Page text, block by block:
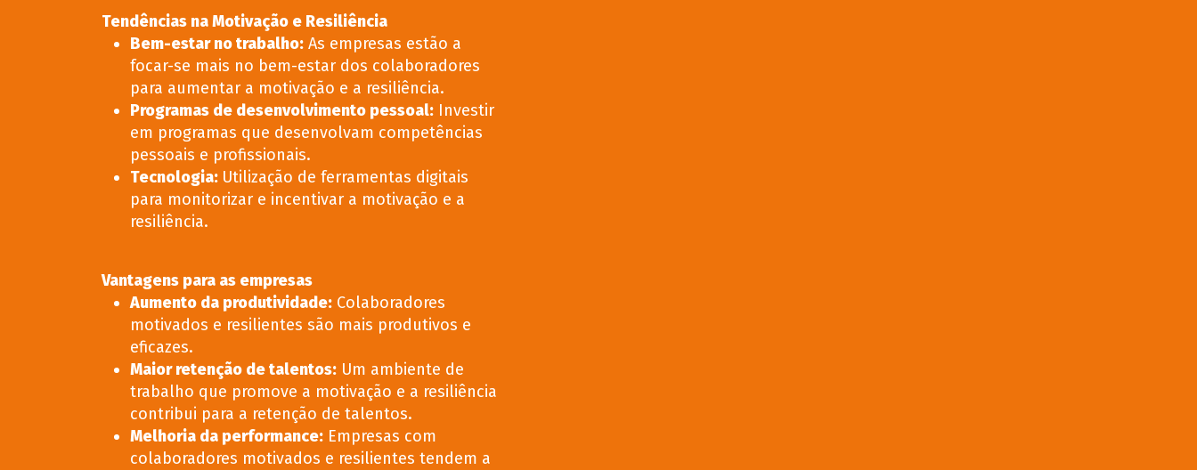
Tendências na Motivação e Resiliência
Bem-estar no trabalho: As empresas estão a
focar-se mais no bem-estar dos colaboradores
para aumentar a motivação e a resiliência.
Programas de desenvolvimento pessoal: Investir
em programas que desenvolvam competências
pessoais e profissionais.
Tecnologia: Utilização de ferramentas digitais
para monitorizar e incentivar a motivação e a
resiliência.
Vantagens para as empresas
Aumento da produtividade: Colaboradores
motivados e resilientes são mais produtivos e
eficazes.
Maior retenção de talentos: Um ambiente de
trabalho que promove a motivação e a resiliência
contribui para a retenção de talentos.
Melhoria da performance: Empresas com
colaboradores motivados e resilientes tendem a